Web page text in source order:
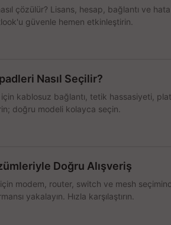
çözülür? Lisans, hesap, bağlantı ve hata
güvenle hemen etkinleştirin.
Nasıl Seçilir?
kablosuz bağlantı, tetik hassasiyeti,
doğru modeli kolayca seçin.
Doğru Alışveriş
modem, router, switch ve mesh
yakalayın. Hızla karşılaştırın.